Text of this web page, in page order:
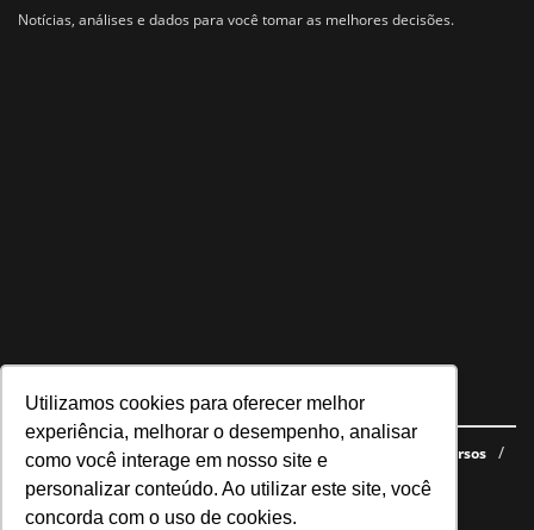
Utilizamos cookies para oferecer melhor
experiência, melhorar o desempenho, analisar
como você interage em nosso site e
personalizar conteúdo. Ao utilizar este site, você
concorda com o uso de cookies.
Notícias, análises e dados para você tomar as melhores decisões.
Navegue no site
Últimas notícias Quem somos E-books gratuitos
Cursos
Política de privacidade